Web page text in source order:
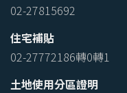
02-27815692
住宅補貼
02-27772186轉0轉1
土地使用分區證明